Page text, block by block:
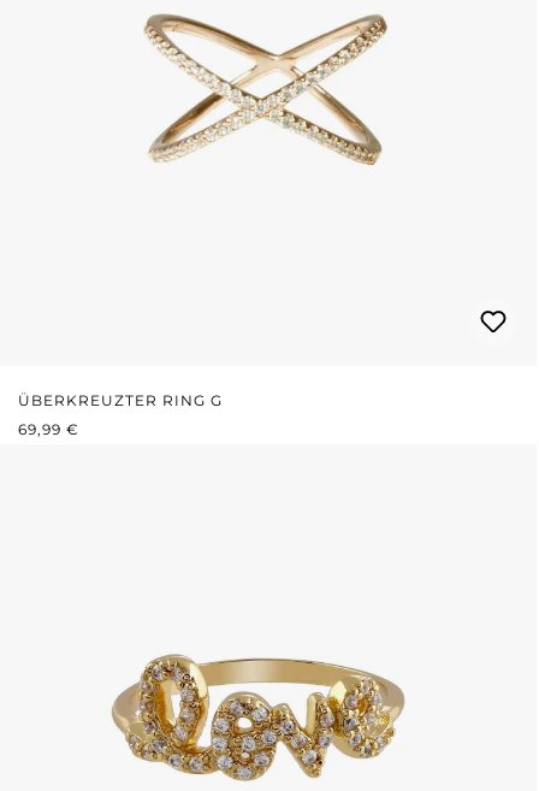
ÜBERKREUZTER RING G
REGULÄRER PREIS:
69,99 €